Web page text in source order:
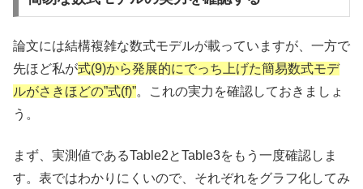
論文には結構複雑な数式モデルが載っていますが、一方で
先ほど私が式(9)から発展的にでっち上げた簡易数式モデ
ルがさきほどの”式(f)”。これの実力を確認しておきましょ
う。
まず、実測値であるTable2とTable3をもう一度確認しま
す。表ではわかりにくいので、それぞれをグラフ化してみ